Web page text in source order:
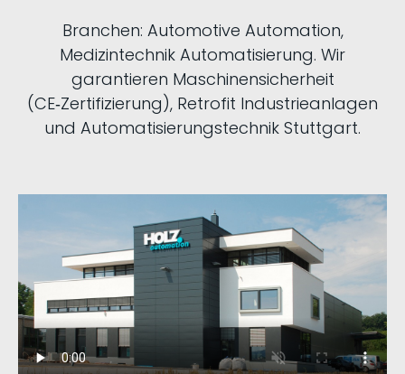
Branchen: Automotive Automation,
Medizintechnik Automatisierung. Wir
garantieren Maschinensicherheit
(CE‑Zertifizierung), Retrofit Industrieanlagen
und Automatisierungstechnik Stuttgart.​